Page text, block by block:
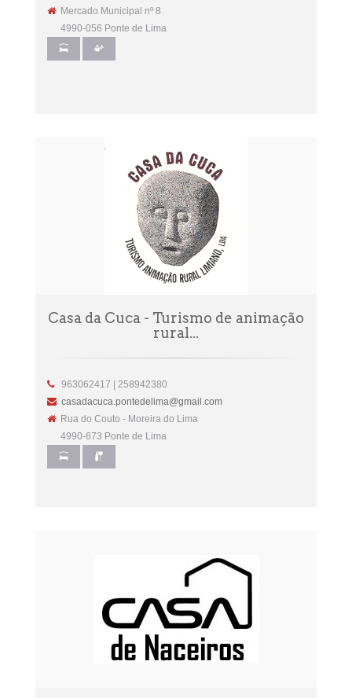
Mercado Municipal nº 8
4990-056 Ponte de Lima
Casa da Cuca - Turismo de animação
rural...
963062417 | 258942380
casadacuca.pontedelima@gmail.com
Rua do Couto - Moreira do Lima
4990-673 Ponte de Lima